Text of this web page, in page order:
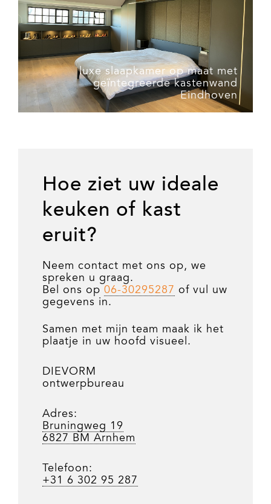
luxe slaapkamer op maat met
geïntegreerde kastenwand
Eindhoven
Hoe ziet uw ideale
keuken of kast
eruit?
Neem contact met ons op, we
spreken u graag.
Bel ons op 06-30295287 of vul uw
gegevens in.
Samen met mijn team maak ik het
plaatje in uw hoofd visueel.
DIEVORM
ontwerpbureau
Adres:
Bruningweg 19
6827 BM Arnhem
Telefoon:
+31 6 302 95 287